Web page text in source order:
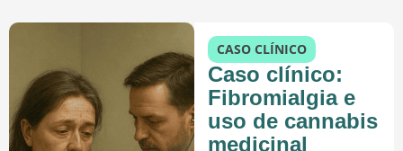
CASO CLÍNICO
Caso clínico:
Fibromialgia e
uso de cannabis
medicinal